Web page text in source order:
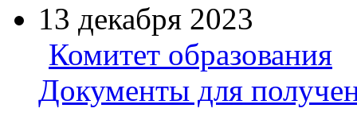
13 декабря 2023
Комитет образования
Документы для